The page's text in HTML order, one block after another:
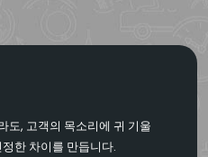
도, 고객의 목소리에 귀 기울
한 차이를 만듭니다.